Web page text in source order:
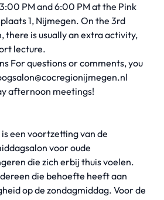
PM and 6:00 PM at the Pink
1, Nijmegen. On the 3rd
there is usually an extra activity,
lecture.
For questions or comments, you
afternoon meetings!
een voortzetting van de
voor oude
die zich erbij thuis voelen.
die behoefte heeft aan
op de zondagmiddag. Voor de